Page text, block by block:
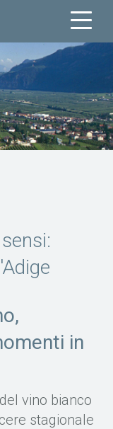
in
vino bianco
stagionale